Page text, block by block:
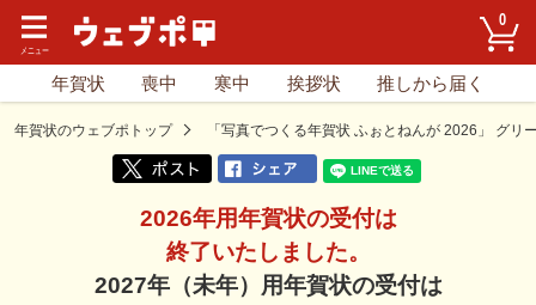
0
年賀状 喪中 寒中 挨拶状 推しから届く
年賀状のウェブポトップ 「写真でつくる年賀状 ふぉとねんが 2026」 グリ
2026年用年賀状の受付は
終了いたしました。
2027年（未年）用年賀状の受付は